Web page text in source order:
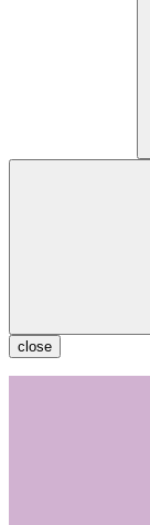
close